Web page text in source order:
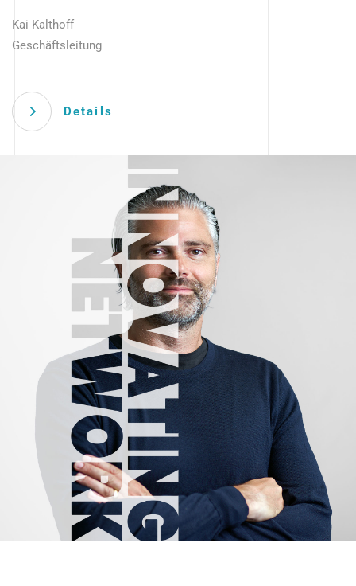
Kai Kalthoff
Geschäftsleitung
Details